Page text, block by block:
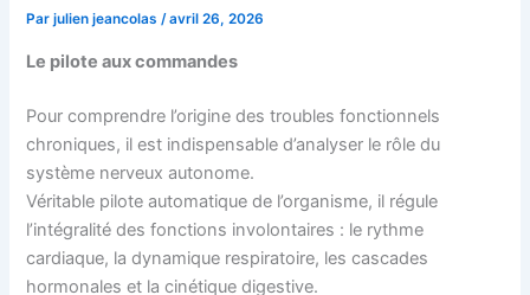
Parjulien jeancolas/avril 26, 2026
Le pilote aux commandes
Pour comprendre l’origine des troubles fonctionnels
chroniques, il est indispensable d’analyser le rôle du
système nerveux autonome.
Véritable pilote automatique de l’organisme, il régule
l’intégralité des fonctions involontaires : le rythme
cardiaque, la dynamique respiratoire, les cascades
hormonales et la cinétique digestive.